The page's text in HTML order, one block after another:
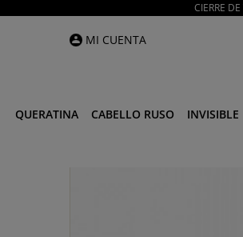
CIERRE
MI CUENTA
QUERATINA CABELLO RUSO INVISIBLE